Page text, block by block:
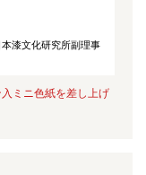
漆文化研究所副理事
ミニ色紙を差し上げ